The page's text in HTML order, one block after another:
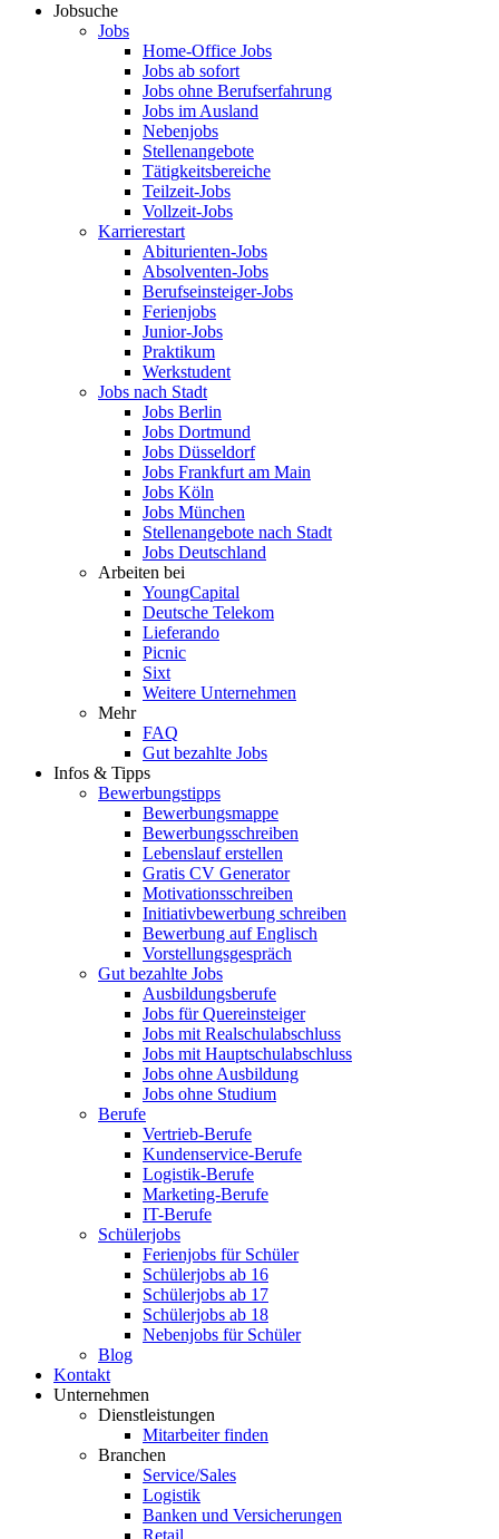
Jobsuche
Jobs
Home-Office Jobs
Jobs ab sofort
Jobs ohne Berufserfahrung
Jobs im Ausland
Nebenjobs
Stellenangebote
Tätigkeitsbereiche
Teilzeit-Jobs
Vollzeit-Jobs
Karrierestart
Abiturienten-Jobs
Absolventen-Jobs
Berufseinsteiger-Jobs
Ferienjobs
Junior-Jobs
Praktikum
Werkstudent
Jobs nach Stadt
Jobs Berlin
Jobs Dortmund
Jobs Düsseldorf
Jobs Frankfurt am Main
Jobs Köln
Jobs München
Stellenangebote nach Stadt
Jobs Deutschland
Arbeiten bei
YoungCapital
Deutsche Telekom
Lieferando
Picnic
Sixt
Weitere Unternehmen
Mehr
FAQ
Gut bezahlte Jobs
Infos & Tipps
Bewerbungstipps
Bewerbungsmappe
Bewerbungsschreiben
Lebenslauf erstellen
Gratis CV Generator
Motivationsschreiben
Initiativbewerbung schreiben
Bewerbung auf Englisch
Vorstellungsgespräch
Gut bezahlte Jobs
Ausbildungsberufe
Jobs für Quereinsteiger
Jobs mit Realschulabschluss
Jobs mit Hauptschulabschluss
Jobs ohne Ausbildung
Jobs ohne Studium
Berufe
Vertrieb-Berufe
Kundenservice-Berufe
Logistik-Berufe
Marketing-Berufe
IT-Berufe
Schülerjobs
Ferienjobs für Schüler
Schülerjobs ab 16
Schülerjobs ab 17
Schülerjobs ab 18
Nebenjobs für Schüler
Blog
Kontakt
Unternehmen
Dienstleistungen
Mitarbeiter finden
Branchen
Service/Sales
Logistik
Banken und Versicherungen
Retail